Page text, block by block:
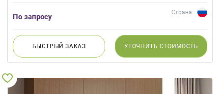
По запросу
Страна:
БЫСТРЫЙЗАКАЗ УТОЧНИТЬ СТОИМОСТЬ